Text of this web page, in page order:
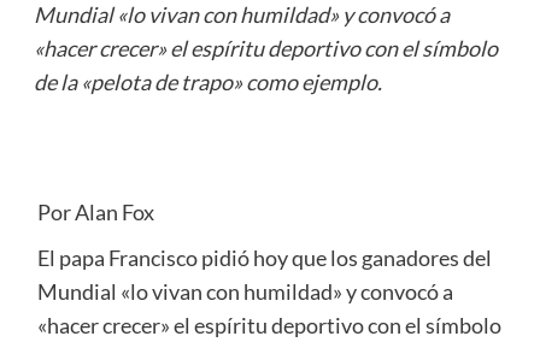
Mundial «lo vivan con humildad» y convocó a
«hacer crecer» el espíritu deportivo con el símbolo
de la «pelota de trapo» como ejemplo.
Por Alan Fox
El papa Francisco pidió hoy que los ganadores del
Mundial «lo vivan con humildad» y convocó a
«hacer crecer» el espíritu deportivo con el símbolo